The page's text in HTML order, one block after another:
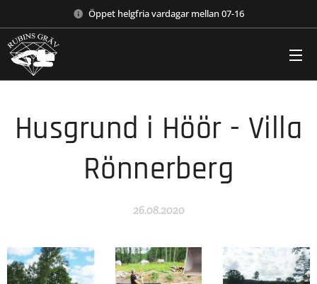
Öppet helgfria vardagar mellan 07-16
Husgrund i Höör - Villa
Rönnerberg
26.08.2020